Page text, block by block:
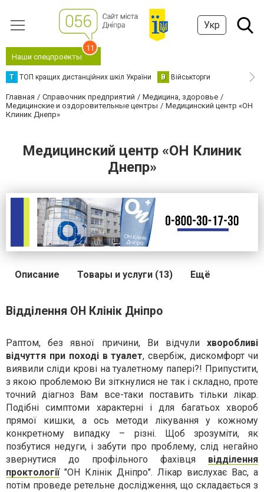
Укр
Наши спецпроекты
11
Т ТОП кращих дистанційних шкіл України В Військторги
Главная Справочник предприятий
Медицина, здоровье
Медицинские и оздоровительные центры
Медицинский центр «ОН
Клиник Днепр»
Медицинский центр «ОН Клиник
Днепр»
Описание Товары и услуги (13) Ещё
Відділення ОН Клінік Дніпро
Раптом, без явної причини, Ви відчули хворобливі
відчуття при поході в туалет, свербіж, дискомфорт чи
виявили сліди крові на туалетному папері?! Припустити,
з якою проблемою Ви зіткнулися не так і складно, проте
точний діагноз Вам все-таки поставить тільки лікар.
Подібні симптоми характерні і для багатьох хвороб
прямої кишки, а ось методи лікування у кожному
конкретному випадку – різні. Щоб зрозуміти, як
позбутися недуги, і забути про проблему, слід негайно
звернутися до профільного фахівця відділення
проктології"ОН Клінік Дніпро". Лікар вислухає Вас, а
потім проведе ретельне дослідження, що складається з